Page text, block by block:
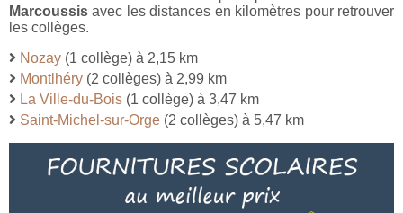
Marcoussis avec les distances en kilomètres pour retrouver
les collèges.
Nozay (1 collège) à 2,15 km
Montlhéry (2 collèges) à 2,99 km
La Ville-du-Bois (1 collège) à 3,47 km
Saint-Michel-sur-Orge (2 collèges) à 5,47 km